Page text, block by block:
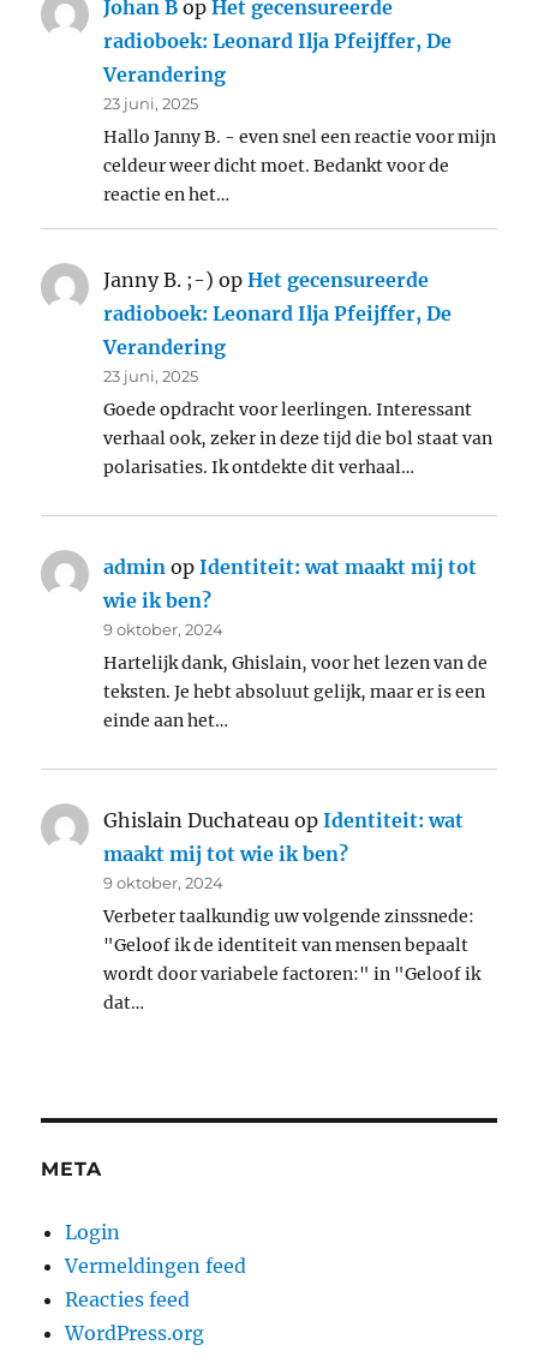
Johan B opHet gecensureerde
radioboek: Leonard Ilja Pfeijffer, De
Verandering
23 juni, 2025
Hallo Janny B. - even snel een reactie voor mijn
celdeur weer dicht moet. Bedankt voor de
reactie en het…
Janny B. ;-) opHet gecensureerde
radioboek: Leonard Ilja Pfeijffer, De
Verandering
23 juni, 2025
Goede opdracht voor leerlingen. Interessant
verhaal ook, zeker in deze tijd die bol staat van
polarisaties. Ik ontdekte dit verhaal…
admin opIdentiteit: wat maakt mij tot
wie ik ben?
9 oktober, 2024
Hartelijk dank, Ghislain, voor het lezen van de
teksten. Je hebt absoluut gelijk, maar er is een
einde aan het…
Ghislain Duchateau opIdentiteit: wat
maakt mij tot wie ik ben?
9 oktober, 2024
Verbeter taalkundig uw volgende zinssnede:
"Geloof ik de identiteit van mensen bepaalt
wordt door variabele factoren:" in "Geloof ik
dat…
META
Login
Vermeldingen feed
Reacties feed
WordPress.org